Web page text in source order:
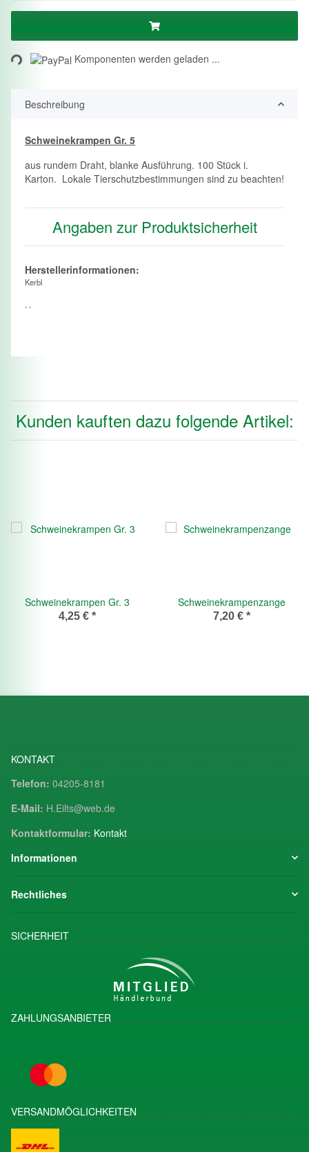
Komponenten werden geladen ...
Beschreibung
Schweinekrampen Gr. 5
aus rundem Draht, blanke Ausführung. 100 Stück i.
Karton. Lokale Tierschutzbestimmungen sind zu beachten!
Angaben zur Produktsicherheit
Herstellerinformationen:
Kerbl
, ,
Kunden kauften dazu folgende Artikel:
Schweinekrampen Gr. 3
4,25 € *
Schweinekrampenzange
7,20 € *
KONTAKT
Telefon: 04205-8181
E-Mail: H.Eilts@web.de
Kontaktformular: Kontakt
Informationen
Rechtliches
SICHERHEIT
ZAHLUNGSANBIETER
VERSANDMÖGLICHKEITEN